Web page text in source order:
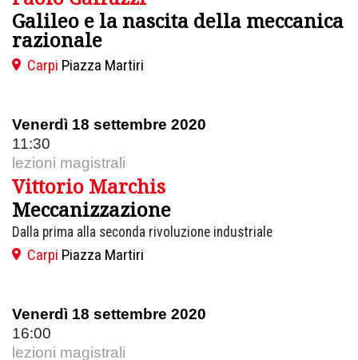
Galileo e la nascita della meccanica
razionale
Carpi Piazza Martiri
Venerdì 18 settembre 2020
11:30
lezioni magistrali
Vittorio Marchis
Meccanizzazione
Dalla prima alla seconda rivoluzione industriale
Carpi Piazza Martiri
Venerdì 18 settembre 2020
16:00
lezioni magistrali